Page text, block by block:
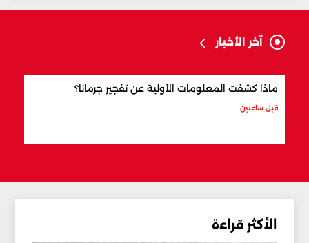
آخر الأخبار
ماذا كشفت المعلومات الأولية عن تفجير جرمانا؟
قبل ساعتين
الأكثر قراءة